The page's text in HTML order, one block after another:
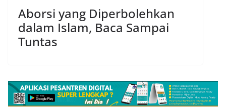
Aborsi yang Diperbolehkan
dalam Islam, Baca Sampai
Tuntas